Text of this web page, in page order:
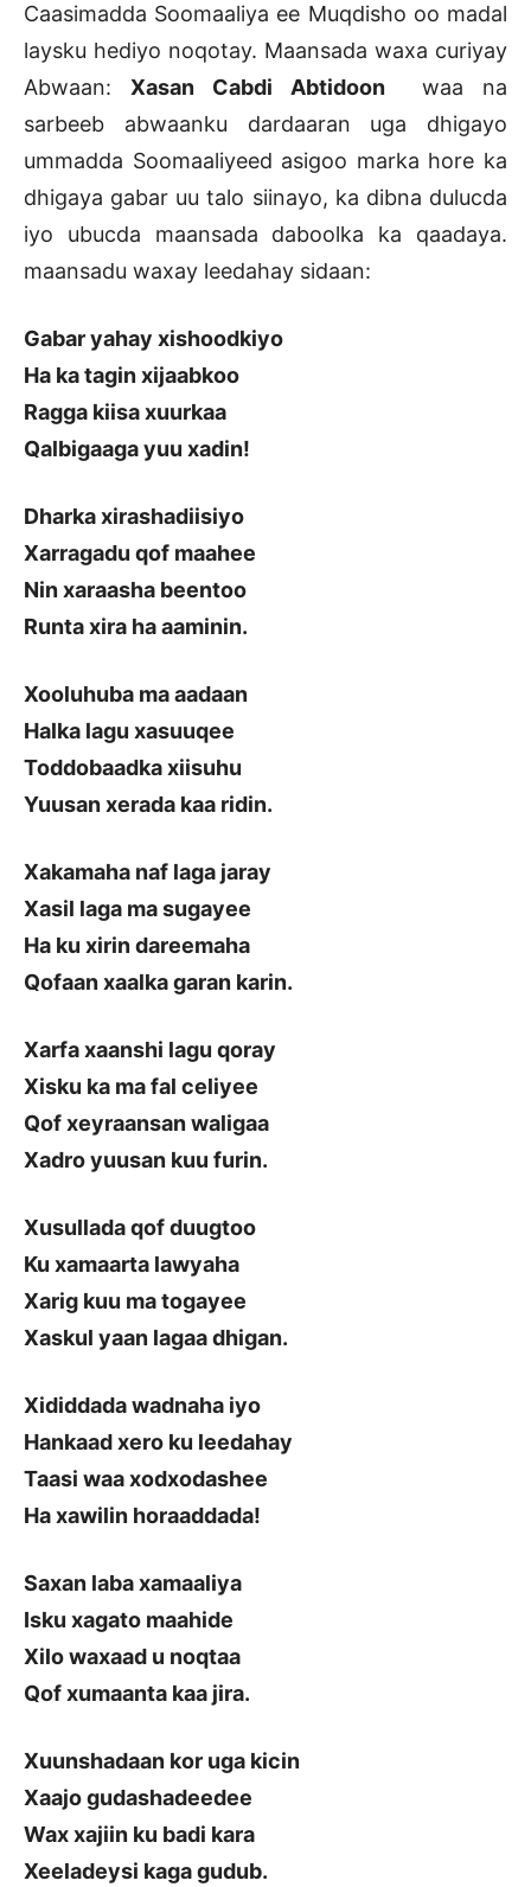
Caasimadda Soomaaliya ee Muqdisho oo madal
laysku hediyo noqotay. Maansada waxa curiyay
Abwaan: Xasan Cabdi Abtidoonwaa na
sarbeeb abwaanku dardaaran uga dhigayo
ummadda Soomaaliyeed asigoo marka hore ka
dhigaya gabar uu talo siinayo, ka dibna dulucda
iyo ubucda maansada daboolka ka qaadaya.
maansadu waxay leedahay sidaan:
Gabar yahay xishoodkiyo
Ha ka tagin xijaabkoo
Ragga kiisa xuurkaa
Qalbigaaga yuu xadin!
Dharka xirashadiisiyo
Xarragadu qof maahee
Nin xaraasha beentoo
Runta xira ha aaminin.
Xooluhuba ma aadaan
Halka lagu xasuuqee
Toddobaadka xiisuhu
Yuusan xerada kaa ridin.
Xakamaha naf laga jaray
Xasil laga ma sugayee
Ha ku xirin dareemaha
Qofaan xaalka garan karin.
Xarfa xaanshi lagu qoray
Xisku ka ma fal celiyee
Qof xeyraansan waligaa
Xadro yuusan kuu furin.
Xusullada qof duugtoo
Ku xamaarta lawyaha
Xarig kuu ma togayee
Xaskul yaan lagaa dhigan.
Xididdada wadnaha iyo
Hankaad xero ku leedahay
Taasi waa xodxodashee
Ha xawilin horaaddada!
Saxan laba xamaaliya
Isku xagato maahide
Xilo waxaad u noqtaa
Qof xumaanta kaa jira.
Xuunshadaan kor uga kicin
Xaajo gudashadeedee
Wax xajiin ku badi kara
Xeeladeysi kaga gudub.